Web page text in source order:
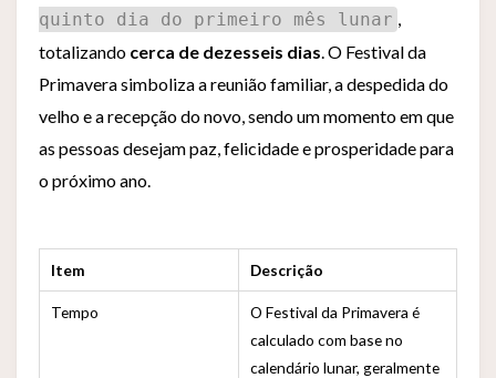
quinto dia do primeiro mês lunar
totalizando cerca de dezesseis dias . O Festival da
Primavera simboliza a reunião familiar, a despedida do
velho e a recepção do novo, sendo um momento em que
as pessoas desejam paz, felicidade e prosperidade para
o próximo ano.
Item Descrição
Tempo
O Festival da Primavera é
calculado com base no
calendário lunar, geralmente